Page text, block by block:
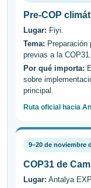
Pre-COP
Lugar: Fiyi.
Tema:
previas a la COP31.
Por qué importa:
sobre
principal.
Ruta oficial hacia
9–20 de noviembre
COP31 de
Lugar: Antalya